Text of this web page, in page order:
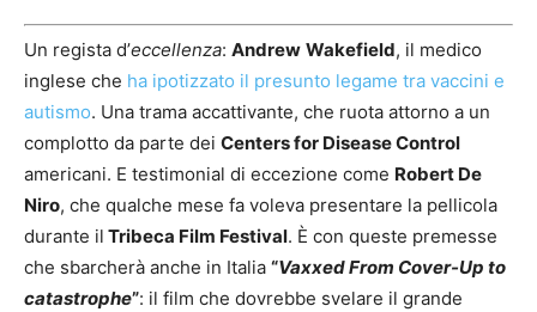
Un regista d’eccellenza: Andrew Wakefield, il medico
inglese che ha ipotizzato il presunto legame tra vaccini e
autismo. Una trama accattivante, che ruota attorno a un
complotto da parte dei Centers for Disease Control
americani. E testimonial di eccezione come Robert De
Niro, che qualche mese fa voleva presentare la pellicola
durante il Tribeca Film Festival. È con queste premesse
che sbarcherà anche in Italia “Vaxxed From Cover-Up to
catastrophe”: il film che dovrebbe svelare il grande